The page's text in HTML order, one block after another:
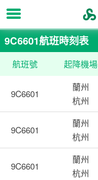
9C6601航班時刻表
航班號 起降機場
9C6601
蘭州
杭州
9C6601
蘭州
杭州
9C6601
蘭州
杭州